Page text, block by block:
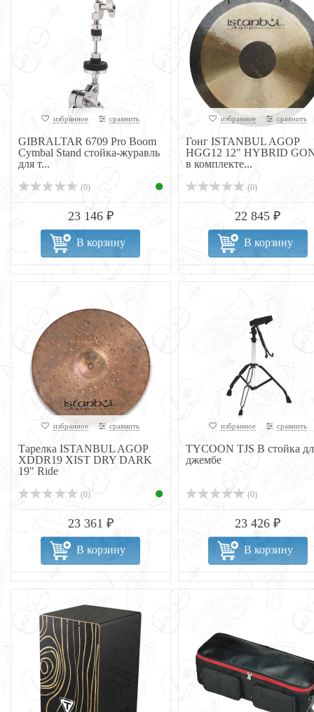
избранное сравнить
GIBRALTAR 6709 Pro Boom
Cymbal Stand стойка-журавль
для т...
(0)
23 146 ₽
В корзину
избранное сравнить
Гонг ISTANBUL AGOP
HGG12 12" HYBRID
в комплекте...
(0)
22 845 ₽
В корзину
избранное сравнить
Тарелка ISTANBUL AGOP
XDDR19 XIST DRY DARK
19" Ride
(0)
23 361 ₽
В корзину
избранное сравнить
TYCOON TJS B стойка
джембе
(0)
23 426 ₽
В корзину